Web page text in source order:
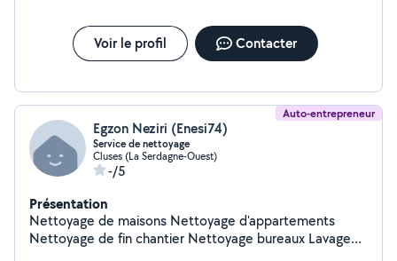
Voir le profil Contacter
Auto-entrepreneur
Egzon Neziri (Enesi74)
Service de nettoyage
Cluses (La Serdagne-Ouest)
-/5
Présentation
Nettoyage de maisons Nettoyage d'appartements
Nettoyage de fin chantier Nettoyage bureaux Lavage